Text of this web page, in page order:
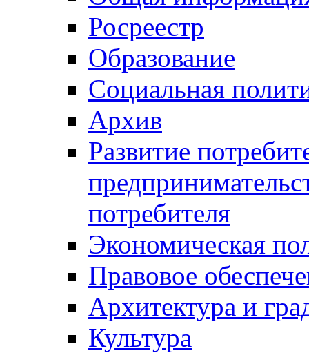
Росреестр
Образование
Социальная
Архив
Развитие
потребителя
Экономическая
Правовое
Архитектура и
Культура